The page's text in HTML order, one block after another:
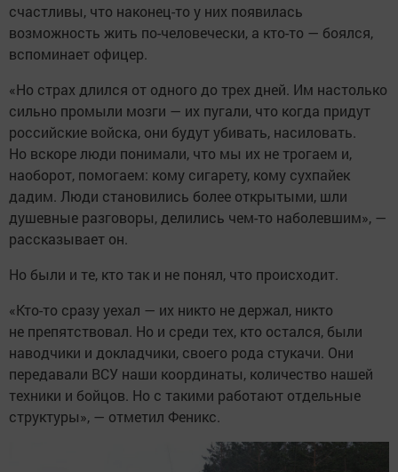
счастливы, что наконец-то у них появилась
возможность жить по-человечески, а кто-то — боялся,
вспоминает офицер.
«Но страх длился от одного до трех дней. Им настолько
сильно промыли мозги — их пугали, что когда придут
российские войска, они будут убивать, насиловать.
Но вскоре люди понимали, что мы их не трогаем и,
наоборот, помогаем: кому сигарету, кому сухпайек
дадим. Люди становились более открытыми, шли
душевные разговоры, делились чем-то наболевшим», —
рассказывает он.
Но были и те, кто так и не понял, что происходит.
«Кто-то сразу уехал — их никто не держал, никто
не препятствовал. Но и среди тех, кто остался, были
наводчики и докладчики, своего рода стукачи. Они
передавали ВСУ наши координаты, количество нашей
техники и бойцов. Но с такими работают отдельные
структуры», — отметил Феникс.